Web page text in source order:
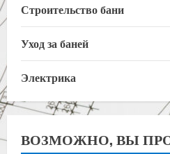
Строительство бани
Уход за баней
Электрика
ВОЗМОЖНО, ВЫ